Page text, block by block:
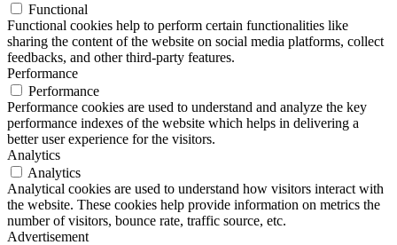
Functional
Functional cookies help to perform certain functionalities like
sharing the content of the website on social media platforms, collect
feedbacks, and other third-party features.
Performance
Performance
Performance cookies are used to understand and analyze the key
performance indexes of the website which helps in delivering a
better user experience for the visitors.
Analytics
Analytics
Analytical cookies are used to understand how visitors interact with
the website. These cookies help provide information on metrics the
number of visitors, bounce rate, traffic source, etc.
Advertisement